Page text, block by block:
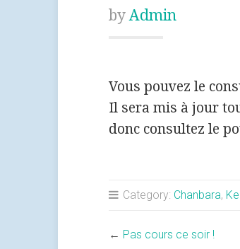
byAdmin
Vous pouvez le
Il sera mis à jour
donc consultez le
Category: Chanbara,
← Pas cours ce soir !